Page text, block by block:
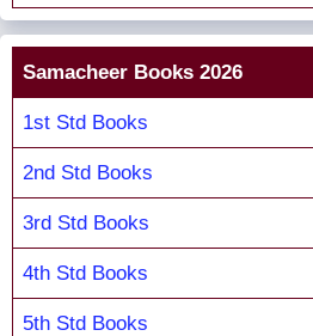
Samacheer Books 2026
1st Std Books
2nd Std Books
3rd Std Books
4th Std Books
5th Std Books